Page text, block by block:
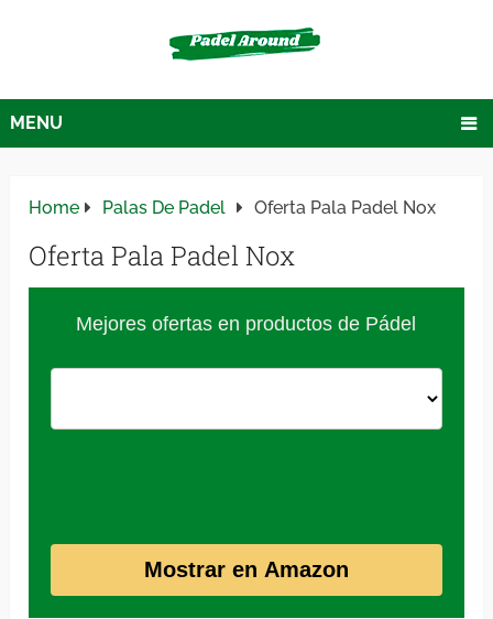
MENU
Home Palas De Padel Oferta Pala Padel Nox
Oferta Pala Padel Nox
Mejores ofertas en productos de Pádel
Mostrar en Amazon